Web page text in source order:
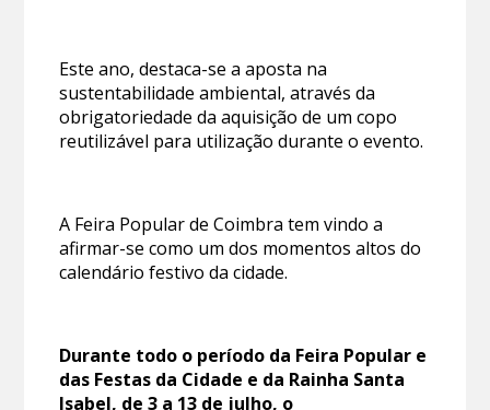
Este ano, destaca-se a aposta na
sustentabilidade ambiental, através da
obrigatoriedade da aquisição de um copo
reutilizável para utilização durante o evento.
A Feira Popular de Coimbra tem vindo a
afirmar-se como um dos momentos altos do
calendário festivo da cidade.
Durante todo o período da Feira Popular e
das Festas da Cidade e da Rainha Santa
Isabel, de 3 a 13 de julho, o